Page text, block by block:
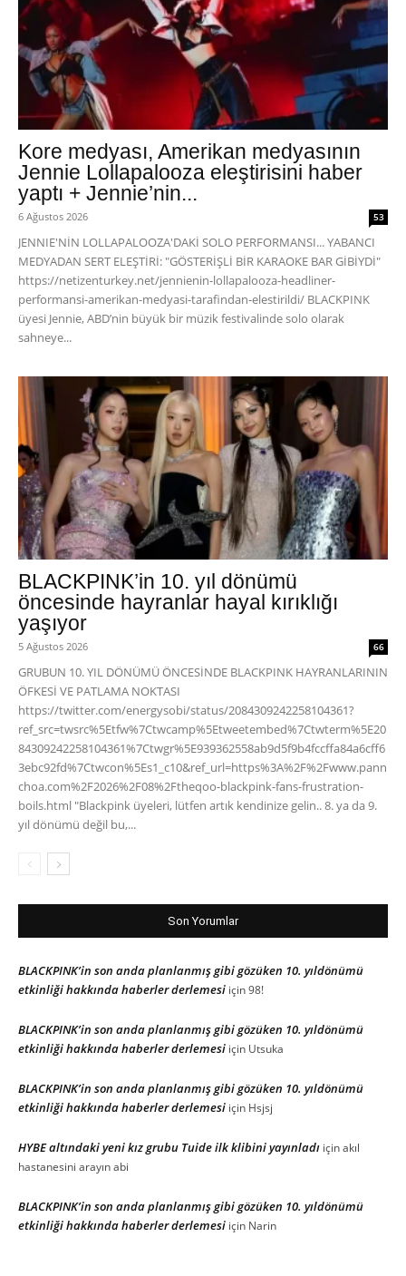
Kore medyası, Amerikan medyasının
Jennie Lollapalooza eleştirisini haber
yaptı + Jennie’nin...
6 Ağustos 2026 53
JENNIE'NİN LOLLAPALOOZA'DAKİ SOLO PERFORMANSI... YABANCI
MEDYADAN SERT ELEŞTİRİ: "GÖSTERİŞLİ BİR KARAOKE BAR GİBİYDİ"
https://netizenturkey.net/jennienin-lollapalooza-headliner-
performansi-amerikan-medyasi-tarafindan-elestirildi/ BLACKPINK
üyesi Jennie, ABD’nin büyük bir müzik festivalinde solo olarak
sahneye...
BLACKPINK’in 10. yıl dönümü
öncesinde hayranlar hayal kırıklığı
yaşıyor
5 Ağustos 2026 66
GRUBUN 10. YIL DÖNÜMÜ ÖNCESİNDE BLACKPINK HAYRANLARININ
ÖFKESİ VE PATLAMA NOKTASI
https://twitter.com/energysobi/status/2084309242258104361?
ref_src=twsrc%5Etfw%7Ctwcamp%5Etweetembed%7Ctwterm%5E20
84309242258104361%7Ctwgr%5E939362558ab9d5f9b4fccffa84a6cff6
3ebc92fd%7Ctwcon%5Es1_c10&ref_url=https%3A%2F%2Fwww.pann
choa.com%2F2026%2F08%2Ftheqoo-blackpink-fans-frustration-
boils.html "Blackpink üyeleri, lütfen artık kendinize gelin.. 8. ya da 9.
yıl dönümü değil bu,...
Son Yorumlar
BLACKPINK’in son anda planlanmış gibi gözüken 10. yıldönümü
etkinliği hakkında haberler derlemesi için98!
BLACKPINK’in son anda planlanmış gibi gözüken 10. yıldönümü
etkinliği hakkında haberler derlemesi için Utsuka
BLACKPINK’in son anda planlanmış gibi gözüken 10. yıldönümü
etkinliği hakkında haberler derlemesi için Hsjsj
HYBE altındaki yeni kız grubu Tuide ilk klibini yayınladı içinakıl
hastanesini arayın abi
BLACKPINK’in son anda planlanmış gibi gözüken 10. yıldönümü
etkinliği hakkında haberler derlemesi için Narin